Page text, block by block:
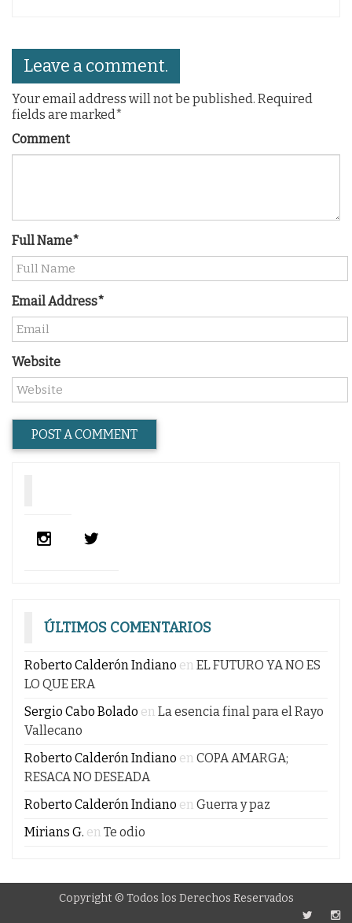
Leave a comment.
Your email address will not be published. Required
fields are marked*
Comment
Full Name*
Email Address*
Website
ÚLTIMOS COMENTARIOS
Roberto Calderón Indiano en EL FUTURO YA NO ES
LO QUE ERA
Sergio Cabo Bolado en La esencia final para el Rayo
Vallecano
Roberto Calderón Indiano en COPA AMARGA;
RESACA NO DESEADA
Roberto Calderón Indiano en Guerra y paz
Mirians G. en Te odio
Copyright © Todos los Derechos Reservados